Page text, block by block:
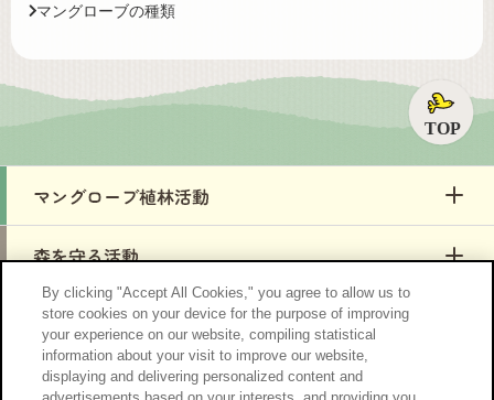
マングローブの種類
「Green Gift」プロジェクトとは
By clicking "Accept All Cookies," you agree to allow us to
store cookies on your device for the purpose of improving
your experience on our website, compiling statistical
information about your visit to improve our website,
displaying and delivering personalized content and